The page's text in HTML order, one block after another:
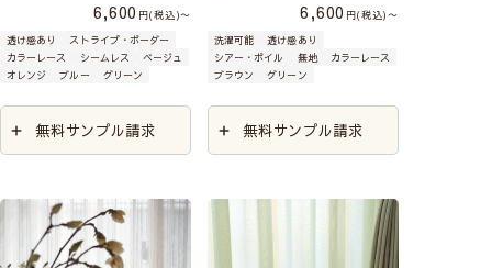
シルキー
3,900円～
にお部屋を明るくする
UVカット
ミスティ
1,490円～
から透けにくい
防汚
アルミン
6,950円～
高い遮熱・保温性能で、
夏も冬も冷暖房効率アッ
プ。快適な室内環境と省
遮熱 54.2% 保温 38.8
遮像 UVカット
キラリ
4,790円～
燃え広がりにくい防炎機
能付き。高層マンション
や施設にも対応したレー
UVカット
洗濯機
6,600 税込 〜
透け感あり
ストライプ・ボーダー
カラーレース
シームレス
ベージュ
オレンジ
ブルー グリーン
無料サンプル請求
6,600 税込 〜
洗濯可能
透け感あり
シアー・ボイル
無地
カラーレース
ブラウン
グリーン
無料サンプル請求